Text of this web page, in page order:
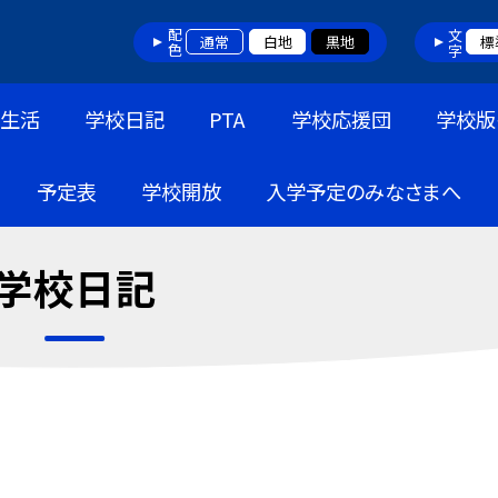
配色 通常 白地 黒地 文字
活 学校日記 PTA 学校応援団 学校
予定表 学校開放 入学予定のみなさまへ
校日記